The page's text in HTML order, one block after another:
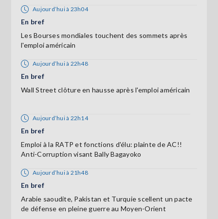
Aujourd’hui à 23h04
En bref
Les Bourses mondiales touchent des sommets après
l'emploi américain
Aujourd’hui à 22h48
En bref
Wall Street clôture en hausse après l'emploi américain
Aujourd’hui à 22h14
En bref
Emploi à la RATP et fonctions d'élu: plainte de AC!!
Anti-Corruption visant Bally Bagayoko
Aujourd’hui à 21h48
En bref
Arabie saoudite, Pakistan et Turquie scellent un pacte
de défense en pleine guerre au Moyen-Orient